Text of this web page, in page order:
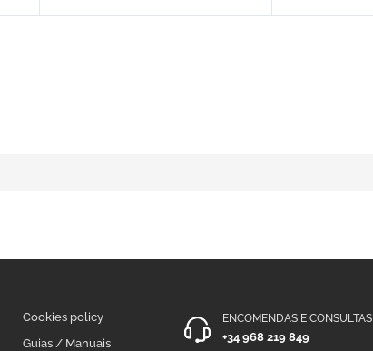
Cookies policy
Guias / Manuais
ENCOMENDAS E CONSULTAS
+34 968 219 849